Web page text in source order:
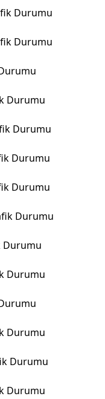
Durumu
Durumu
Durumu
Durumu
Durumu
Durumu
Durumu
Durumu
Durumu
Durumu
Durumu
Durumu